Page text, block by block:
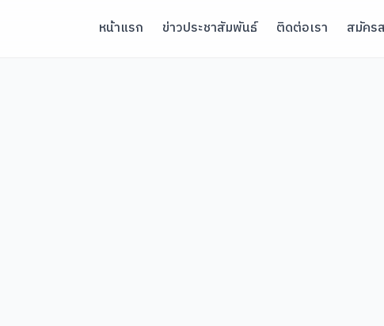
หน้าแรก ข่าวประชาสัมพันธ์ ติดต่อเรา สมัคร